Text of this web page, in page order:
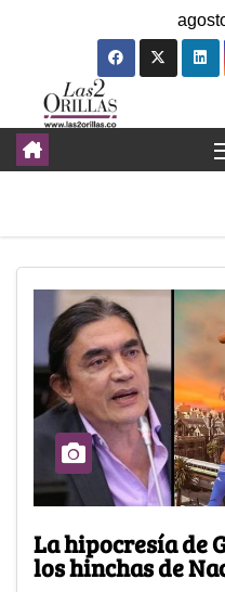
La hipocresía de
los hinchas de